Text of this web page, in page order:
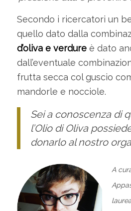
Secondo i ricercatori un
quello dato dalla
d’oliva e verdureè dato
dall’eventuale
frutta secca col guscio
mandorle e nocciole.
Sei a conoscenza di
l’Olio di Oliva
donarlo al nostro
A